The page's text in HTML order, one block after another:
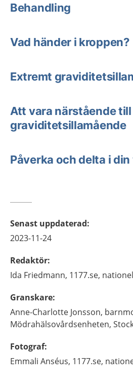
Behandling
Vad händer i kroppen?
Extremt
Att vara närstående
graviditetsillamående
Påverka och delta i din
Senast uppdaterad:
2023-11-24
Redaktör:
Ida Friedmann, 1177.se,
Granskare:
Anne-Charlotte Jonsson,
Mödrahälsovårdsenheten,
Fotograf:
Emmali Anséus, 1177.se,